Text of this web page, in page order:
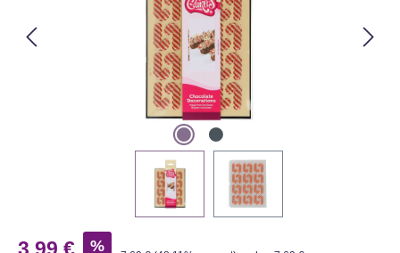
Verkaufspreis:
%